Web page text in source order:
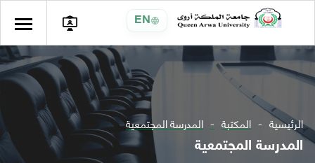
EN
الرئيسية المكتبة المدرسة المجتمعية
المدرسة المجتمعية